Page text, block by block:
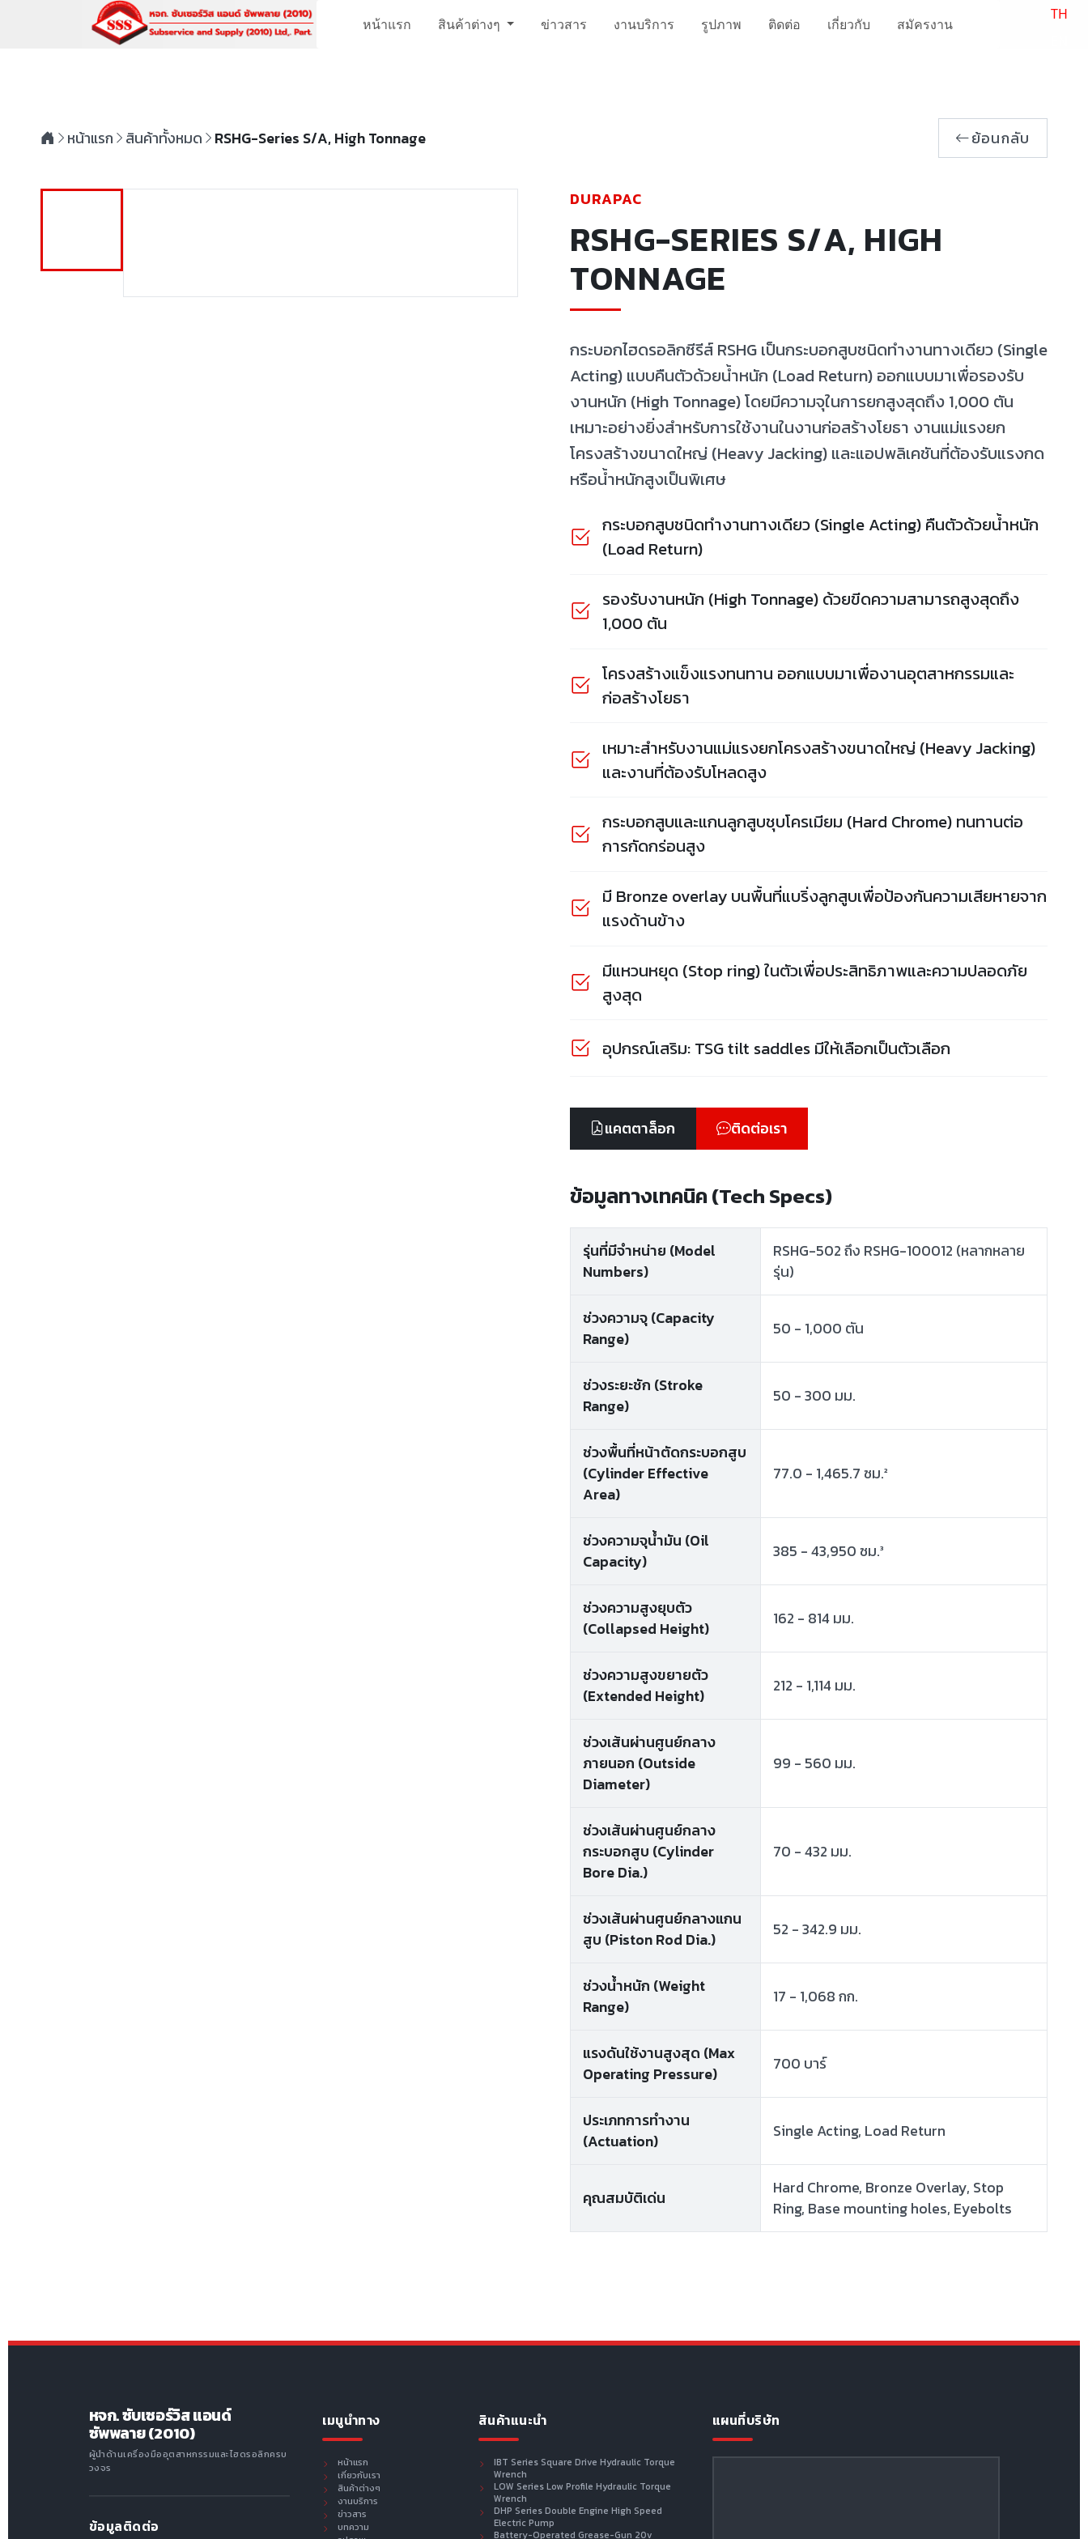
หน้าแรก สินค้าต่างๆ ข่าวสาร งานบริการ รูปภาพ ติดต่อ เกี่ยวกับ สมัครงาน
หน้าแรก สินค้าทั้งหมด RSHG-Series S/A, High Tonnage ย้อนกลับ
DURAPAC
RSHG-SERIES S/A, HIGH
TONNAGE
กระบอกไฮดรอลิกซีรีส์ RSHG เป็นกระบอกสูบชนิดทำงานทางเดียว (Single
Acting) แบบคืนตัวด้วยน้ำหนัก (Load Return) ออกแบบมาเพื่อรองรับ
งานหนัก (High Tonnage) โดยมีความจุในการยกสูงสุดถึง 1,000 ตัน
เหมาะอย่างยิ่งสำหรับการใช้งานในงานก่อสร้างโยธา งานแม่แรงยก
โครงสร้างขนาดใหญ่ (Heavy Jacking) และแอปพลิเคชันที่ต้องรับแรงกด
หรือน้ำหนักสูงเป็นพิเศษ
กระบอกสูบชนิดทำงานทางเดียว (Single Acting) คืนตัวด้วยน้ำหนัก
(Load Return)
รองรับงานหนัก (High Tonnage) ด้วยขีดความสามารถสูงสุดถึง
1,000 ตัน
โครงสร้างแข็งแรงทนทาน ออกแบบมาเพื่องานอุตสาหกรรมและ
ก่อสร้างโยธา
เหมาะสำหรับงานแม่แรงยกโครงสร้างขนาดใหญ่ (Heavy Jacking)
และงานที่ต้องรับโหลดสูง
กระบอกสูบและแกนลูกสูบชุบโครเมียม (Hard Chrome) ทนทานต่อ
การกัดกร่อนสูง
มี Bronze overlay บนพื้นที่แบริ่งลูกสูบเพื่อป้องกันความเสียหายจาก
แรงด้านข้าง
มีแหวนหยุด (Stop ring) ในตัวเพื่อประสิทธิภาพและความปลอดภัย
สูงสุด
อุปกรณ์เสริม: TSG tilt saddles มีให้เลือกเป็นตัวเลือก
แคตตาล็อก ติดต่อเรา
ข้อมูลทางเทคนิค (Tech Specs)
รุ่นที่มีจำหน่าย (Model
Numbers)
RSHG-502 ถึง RSHG-100012 (หลากหลาย
รุ่น)
ช่วงความจุ (Capacity
Range)
50 - 1,000 ตัน
ช่วงระยะชัก (Stroke
Range)
50 - 300 มม.
ช่วงพื้นที่หน้าตัดกระบอกสูบ
(Cylinder Effective
Area)
77.0 - 1,465.7 ซม.²
ช่วงความจุน้ำมัน (Oil
Capacity)
385 - 43,950 ซม.³
ช่วงความสูงยุบตัว
(Collapsed Height)
162 - 814 มม.
ช่วงความสูงขยายตัว
(Extended Height)
212 - 1,114 มม.
ช่วงเส้นผ่านศูนย์กลาง
ภายนอก (Outside
Diameter)
99 - 560 มม.
ช่วงเส้นผ่านศูนย์กลาง
กระบอกสูบ (Cylinder
Bore Dia.)
70 - 432 มม.
ช่วงเส้นผ่านศูนย์กลางแกน
สูบ (Piston Rod Dia.)
52 - 342.9 มม.
ช่วงน้ำหนัก (Weight
Range)
17 - 1,068 กก.
แรงดันใช้งานสูงสุด (Max
Operating Pressure)
700 บาร์
ประเภทการทำงาน
(Actuation)
Single Acting, Load Return
คุณสมบัติเด่น
Hard Chrome, Bronze Overlay, Stop
Ring, Base mounting holes, Eyebolts
หจก. ซับเซอร์วิส แอนด์
ซัพพลาย (2010)
ผู้นำด้านเครื่องมืออุตสาหกรรมและไฮดรอลิกครบ
วงจร
ข้อมูลติดต่อ
เมนูนำทาง
หน้าแรก
เกี่ยวกับเรา
สินค้าต่างๆ
งานบริการ
ข่าวสาร
บทความ
สินค้าแนะนำ
IBT Series Square Drive Hydraulic Torque
Wrench
LOW Series Low Profile Hydraulic Torque
Wrench
DHP Series Double Engine High Speed
Electric Pump
Battery-Operated Grease-Gun 20v
แผนที่บริษัท
TH